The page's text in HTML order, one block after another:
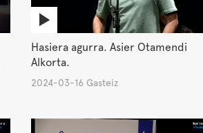
Hasiera agurra. Asier Otamendi
Alkorta.
2024-03-16 Gasteiz